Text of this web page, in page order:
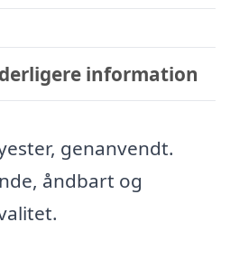
information
genanvendt.
åndbart og